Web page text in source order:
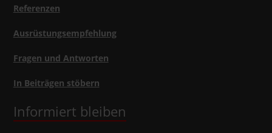
Referenzen
Ausrüstungsempfehlung
Fragen und Antworten
In Beiträgen stöbern
Informiert bleiben